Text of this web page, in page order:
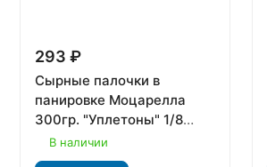
293 ₽
Сырные палочки в
панировке Моцарелла
300гр. "Уплетоны" 1/8
(1258)
В наличии